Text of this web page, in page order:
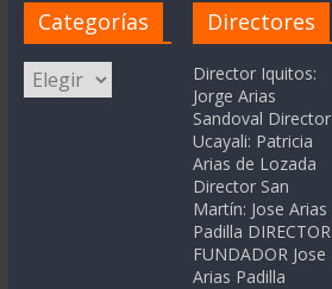
Categorías
Categorías
Directores
Director Iquitos:
Jorge Arias
Sandoval Director
Ucayali: Patricia
Arias de Lozada
Director San
Martín: Jose Arias
Padilla DIRECTOR
FUNDADOR Jose
Arias Padilla